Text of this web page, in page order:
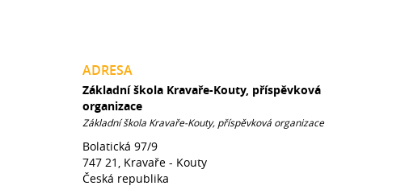
ADRESA
Základní škola Kravaře-Kouty, příspěvková
organizace
Základní škola Kravaře-Kouty, příspěvková organizace
Bolatická 97/9
747 21, Kravaře - Kouty
Česká republika